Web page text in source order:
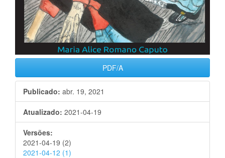
PDF/A
Publicado: abr. 19, 2021
Atualizado: 2021-04-19
Versões:
2021-04-19 (2)
2021-04-12 (1)